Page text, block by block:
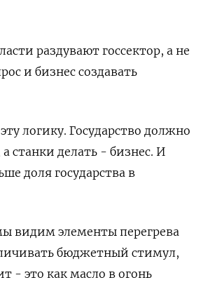
раздувают госсектор, а не
и бизнес создавать
логику. Государство должно
а станки делать - бизнес. И
доля государства в
видим элементы перегрева
бюджетный стимул,
- это как масло в огонь